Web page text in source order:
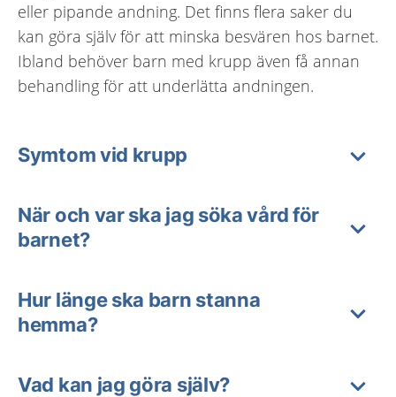
eller pipande andning. Det finns flera saker du
kan göra själv för att minska besvären hos barnet.
Ibland behöver barn med krupp även få annan
behandling för att underlätta andningen.
Symtom vid krupp
När och var ska jag söka vård för
barnet?
Hur länge ska barn stanna
hemma?
Vad kan jag göra själv?